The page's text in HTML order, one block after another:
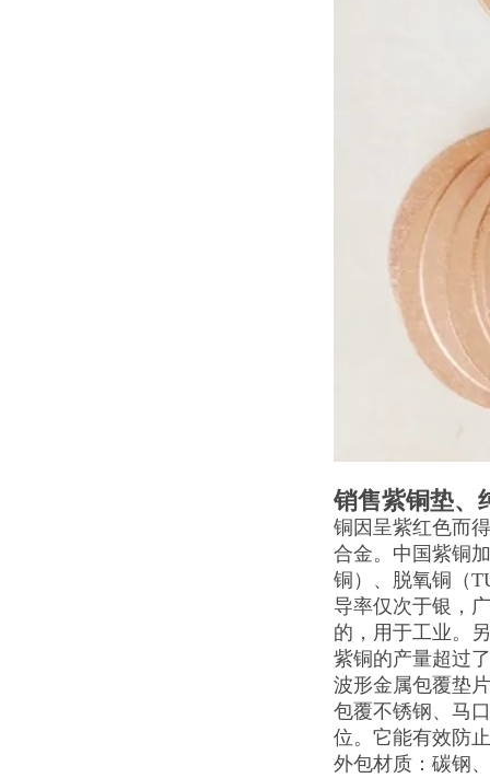
销售紫铜垫、
铜因呈紫红色而
合金。中国紫铜
铜）、脱氧铜（
导率仅次于银，
的，用于工业。
紫铜的产量超过
波形金属包覆垫
包覆不锈钢、马
位。它能有效防
外包材质：碳钢